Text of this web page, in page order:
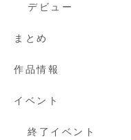
デビュー
まとめ
作品情報
イベント
終了イベント